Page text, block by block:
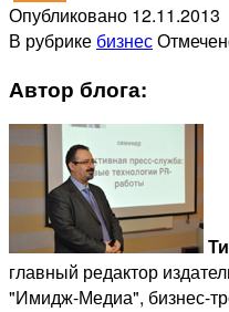
Опубликовано 12.11.2013
В рубрике бизнес
Автор блога:
главный редактор
"Имидж-Медиа", бизнес-